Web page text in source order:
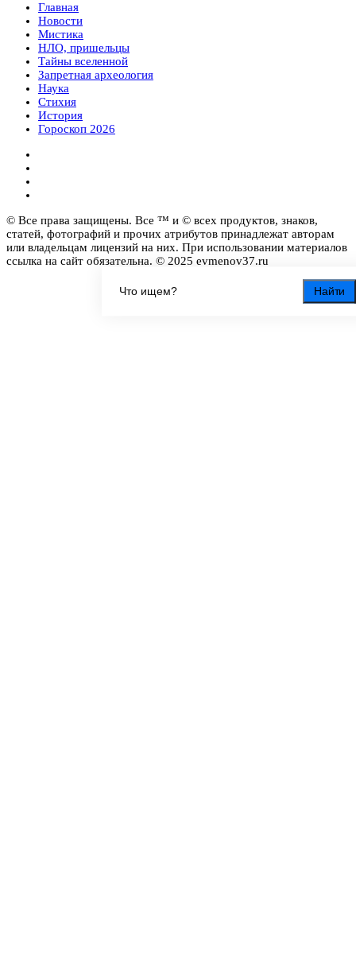
Найти
Главная
Новости
Мистика
НЛО, пришельцы
Тайны вселенной
Запретная археология
Наука
Стихия
История
Гороскоп 2026
© Все права защищены. Все ™ и © всех продуктов, знаков,
статей, фотографий и прочих атрибутов принадлежат авторам
или владельцам лицензий на них. При использовании материалов
ссылка на сайт обязательна. © 2025 evmenov37.ru